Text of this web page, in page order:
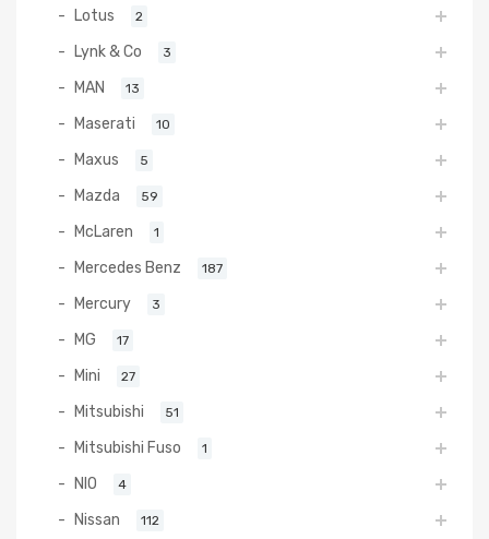
Lotus 2
Lynk & Co 3
MAN 13
Maserati 10
Maxus 5
Mazda 59
McLaren 1
Mercedes Benz 187
Mercury 3
MG 17
Mini 27
Mitsubishi 51
Mitsubishi Fuso 1
NIO 4
Nissan 112